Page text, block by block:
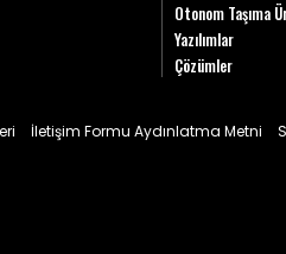
Otonom Taşıma
Yazılımlar
Çözümler
İletişim Formu Aydınlatma Metni